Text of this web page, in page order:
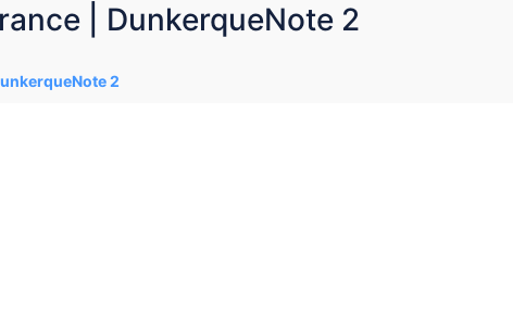
| DunkerqueNote 2
2